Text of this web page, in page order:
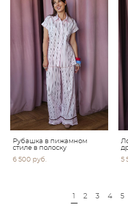
Рубашка в пижамном
стиле в полоску
6 500 pуб.
5
2 3 4 5